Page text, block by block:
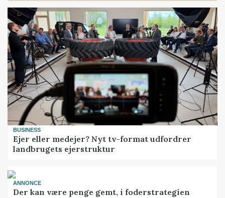
BUSINESS
Ejer eller medejer? Nyt tv-format udfordrer
landbrugets ejerstruktur
ANNONCE
Der kan være penge gemt, i foderstrategien